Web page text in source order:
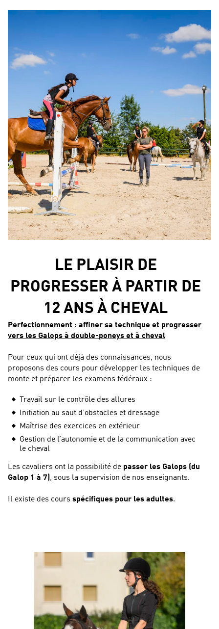
LE PLAISIR DE
PROGRESSER À PARTIR DE
12 ANS À CHEVAL
Perfectionnement : affiner sa technique et progresser
vers les Galops à double-poneys et à cheval
Pour ceux qui ont déjà des connaissances, nous
proposons des cours pour développer les techniques de
monte et préparer les examens fédéraux :
Travail sur le contrôle des allures
Initiation au saut d’obstacles et dressage
Maîtrise des exercices en extérieur
Gestion de l’autonomie et de la communication avec
le cheval
Les cavaliers ont la possibilité de passer les Galops (du
Galop 1 à 7) , sous la supervision de nos enseignants.
Il existe des cours spécifiques pour les adultes.